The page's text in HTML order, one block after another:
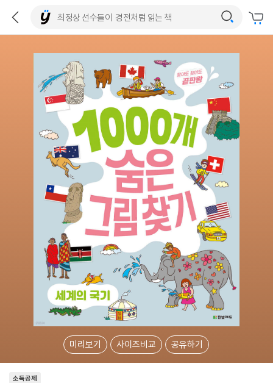
미리보기 사이즈비교 공유하기
소득공제